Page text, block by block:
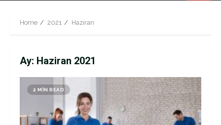
Home 2021 Haziran
Ay: Haziran 2021
2 MIN READ